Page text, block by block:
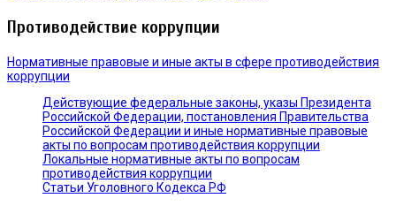
Противодействие коррупции
Нормативные правовые и иные акты в сфере противодействия
коррупции
Действующие федеральные законы, указы Президента
Российской Федерации, постановления Правительства
Российской Федерации и иные нормативные правовые
акты по вопросам противодействия коррупции
Локальные нормативные акты по вопросам
противодействия коррупции
Статьи Уголовного Кодекса РФ